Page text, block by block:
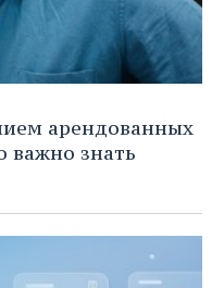
арендованных
важно знать